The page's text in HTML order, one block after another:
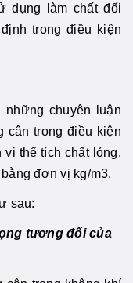
dụng làm chất đối
trong điều kiện
chuyên luận
cân trong điều kiện
thể tích chất lỏng.
đơn vị kg/m3.
sau:
tương đối của